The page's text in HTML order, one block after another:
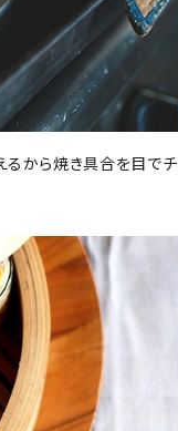
るから焼き具合を目でチ